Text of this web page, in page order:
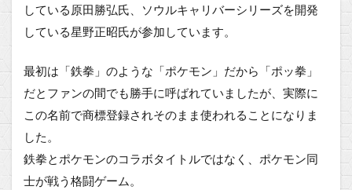
している原田勝弘氏、ソウルキャリバーシリーズを開発
している星野正昭氏が参加しています。
最初は「鉄拳」のような「ポケモン」だから「ポッ拳」
だとファンの間でも勝手に呼ばれていましたが、実際に
この名前で商標登録されそのまま使われることになりま
した。
鉄拳とポケモンのコラボタイトルではなく、ポケモン同
士が戦う格闘ゲーム。